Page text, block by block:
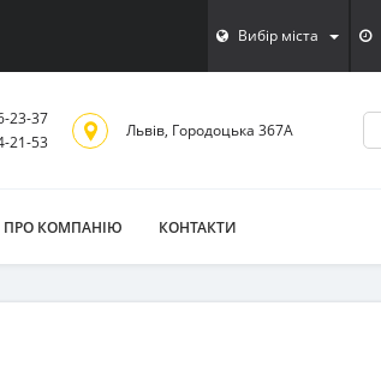
Вибiр мiста
23-37
21-53
Львiв, Городоцька 367А
ПРО КОМПАНІЮ КОНТАКТИ